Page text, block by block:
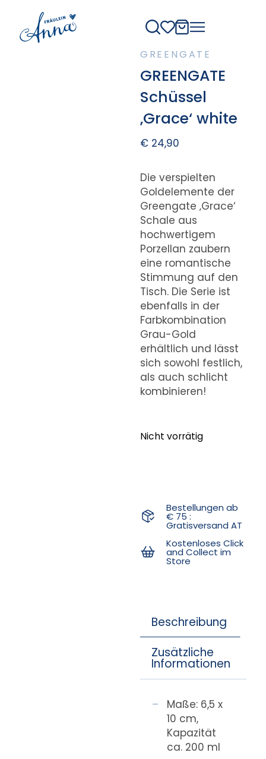
GREENGATE
GREENGATE
Schüssel
‚Grace‘ white
€24,90
Die verspielten
Goldelemente der
Greengate ‚Grace‘
Schale aus
hochwertigem
Porzellan zaubern
eine romantische
Stimmung auf den
Tisch. Die Serie ist
ebenfalls in der
Farbkombination
Grau-Gold
erhältlich und lässt
sich sowohl festlich,
als auch schlicht
kombinieren!
Nicht vorrätig
Bestellungen ab
€ 75 :
Gratisversand AT
Kostenloses Click
and Collect im
Store
Beschreibung
Zusätzliche
Informationen
Maße: 6,5 x
10 cm,
Kapazität
ca. 200 ml